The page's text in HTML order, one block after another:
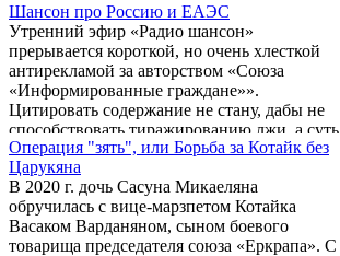
и откровенно политическом подтексте
ареста крупного бизнесмена ...
Шансон про Россию и ЕАЭС
Утренний эфир «Радио шансон»
прерывается короткой, но очень хлесткой
антирекламой за авторством «Союза
«Информированные граждане»».
Цитировать содержание не стану, дабы не
способствовать тиражированию лжи, а суть
сводится к тому, что экономика РА понесла
и продолжает нести существенный ущерб
от членства в ЕАЭС, которое изначально
привело к подорожанию цены на зерновые
культуры и прочие продукты питания и
ширпотреба.
Операция "зять", или Борьба за Котайк без
Царукяна
В 2020 г. дочь Сасуна Микаеляна
обручилась с вице-марзпетом Котайка
Васаком Варданяном, сыном боевого
товарища председателя союза «Еркрапа». С